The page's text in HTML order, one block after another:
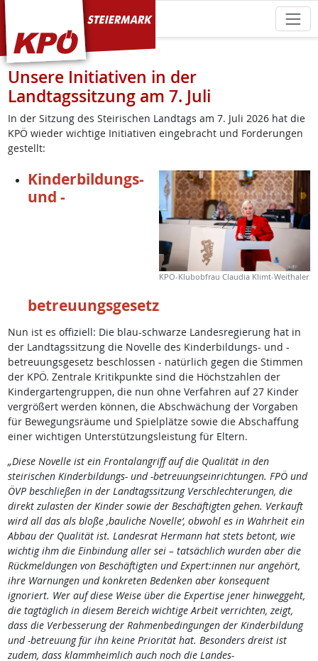
KPÖ Steiermark
Unsere Initiativen in der
Landtagssitzung am 7. Juli
In der Sitzung des Steirischen Landtags am 7. Juli 2026 hat die
KPÖ wieder wichtige Initiativen eingebracht und Forderungen
gestellt:
KPÖ-Klubobfrau Claudia Klimt-Weithaler
Kinderbildungs-
und -
betreuungsgesetz
Nun ist es offiziell: Die blau-schwarze Landesregierung hat in
der Landtagssitzung die Novelle des Kinderbildungs- und -
betreuungsgesetz beschlossen - natürlich gegen die Stimmen
der KPÖ. Zentrale Kritikpunkte sind die Höchstzahlen der
Kindergartengruppen, die nun ohne Verfahren auf 27 Kinder
vergrößert werden können, die Abschwächung der Vorgaben
für Bewegungsräume und Spielplätze sowie die Abschaffung
einer wichtigen Unterstützungsleistung für Eltern.
„Diese Novelle ist ein Frontalangriff auf die Qualität in den
steirischen Kinderbildungs- und -betreuungseinrichtungen. FPÖ und
ÖVP beschließen in der Landtagssitzung Verschlechterungen, die
direkt zulasten der Kinder sowie der Beschäftigten gehen. Verkauft
wird all das als bloße ‚bauliche Novelle‘, obwohl es in Wahrheit ein
Abbau der Qualität ist. Landesrat Hermann hat stets betont, wie
wichtig ihm die Einbindung aller sei – tatsächlich wurden aber die
Rückmeldungen von Beschäftigten und Expert:innen nur angehört,
ihre Warnungen und konkreten Bedenken aber konsequent
ignoriert. Wer auf diese Weise über die Expertise jener hinweggeht,
die tagtäglich in diesem Bereich wichtige Arbeit verrichten, zeigt,
dass die Verbesserung der Rahmenbedingungen der Kinderbildung
und -betreuung für ihn keine Priorität hat. Besonders dreist ist
zudem, dass klammheimlich auch noch die Landes-